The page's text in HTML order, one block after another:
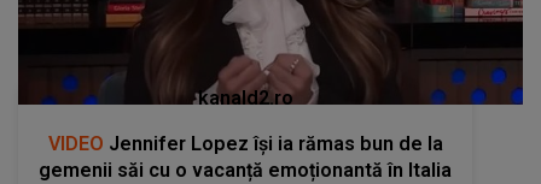
kanald2.ro
VIDEO Jennifer Lopez își ia rămas bun de la
gemenii săi cu o vacanță emoționantă în Italia